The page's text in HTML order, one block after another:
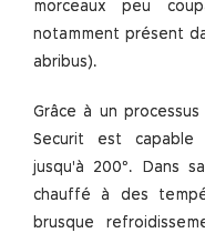
morceaux peu
notamment présent
abribus).
Grâce à un
Securit est
jusqu'à 200°. Dans
chauffé à des
brusque